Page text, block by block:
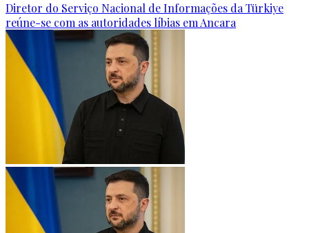
Diretor do Serviço Nacional de Informações da Türkiye
reúne-se com as autoridades líbias em Ancara